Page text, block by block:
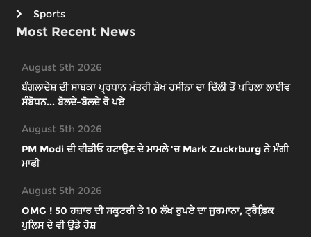
Sports
Most Recent News
August 5th 2026
ਬੰਗਲਾਦੇਸ਼ ਦੀ ਸਾਬਕਾ ਪ੍ਰਧਾਨ ਮੰਤਰੀ ਸ਼ੇਖ ਹਸੀਨਾ ਦਾ ਦਿੱਲੀ ਤੋਂ ਪਹਿਲਾ ਲਾਈਵ
ਸੰਬੋਧਨ... ਬੋਲਦੇ-ਬੋਲਦੇ ਰੋ ਪਏ
August 5th 2026
PM Modi ਦੀ ਵੀਡੀਓ ਹਟਾਉਣ ਦੇ ਮਾਮਲੇ 'ਚ Mark Zuckrburg ਨੇ ਮੰਗੀ
ਮਾਫੀ
August 5th 2026
OMG ! 50 ਹਜ਼ਾਰ ਦੀ ਸਕੂਟਰੀ ਤੇ 10 ਲੱਖ ਰੁਪਏ ਦਾ ਜੁਰਮਾਨਾ, ਟ੍ਰੈਫ਼ਿ਼ਕ
ਪੁਲਿਸ ਦੇ ਵੀ ਉਡੇ ਹੋਸ਼